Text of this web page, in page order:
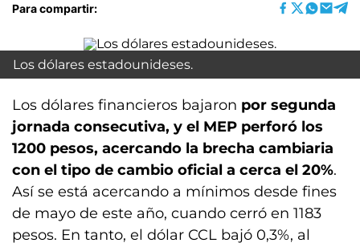
Para compartir:
Los dólares estadounideses.
Los dólares financieros bajaron por segunda
jornada consecutiva, y el MEP perforó los
1200 pesos, acercando la brecha cambiaria
con el tipo de cambio oficial a cerca el 20%.
Así se está acercando a mínimos desde fines
de mayo de este año, cuando cerró en 1183
pesos. En tanto, el dólar CCL bajó 0,3%, al